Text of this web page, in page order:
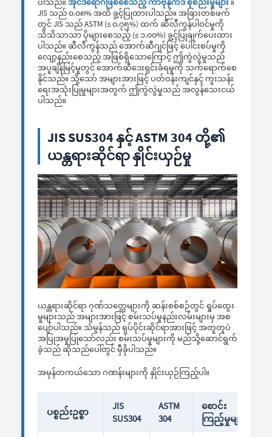
JIS သည် ၀.၀၈% အထိ ခွ့င့်ပြုထားပါသည်။ အခြားတစ်ဖက်
တွင် JIS သည် ASTM (≤ ၀.၇၅%) ထက် ဆီလီကွန်ပါဝင်မှုကို
သိသိသာသာ ပိုများစေသည့် (≤ ၁.၀၀%) ခွ့င့်ပြုချက်ပေးထား
ပါသည်။ ဆီလီကွန်သည် အောက်ဆီဂျင်ဖြင့် ပေါင်းစပ်မှုကို
လျော့နည်းစေသည့် အဖြစ်ရှိသောကြောင့် ဤကွဲလွဲမှုသည်
အပူချိန်မြင့်မှုတွင် အောက်ဆီဒေးရှင်းခံရမှုကို သက်ရောက်စေ
နိုင်သည်။ သို့သော် အများအားဖြင့် ပတ်ဝန်းကျင်နှင့် ကူးသန်း
ရေးအသုံးပြုမှုများအတွက် ဤကွဲလွဲမှုသည် အလွန်သေးငယ်
ပါသည်။
JIS SUS304 နှင့် ASTM 304 တို့၏
ယန္တရားဆိုင်ရာ နှိုင်းယှဉ်မှု
ယန္တရားဆိုင်ရာ ဂုဏ်သတ္တေများကို ဆန်းစစ်စဉ်တွင် ရှုပ်ထွေး
မှုများသည် အများအားဖြင့် စမ်းသပ်မှုနည်းလမ်းများမှ အစ
ပျော်ပါသည်။ သံမွန်သည် ရုပ်ပိုင်းဆိုင်ရာအားဖြင့် အတူတူပဲ
အပြုအမှုပြုသော်လည်း စမ်းသပ်မှုများကို မည်သို့ဆောင်ရွက်
ခဲ့သည် ဆိုသည်ပေါ်တွင် မှီခိုပါသည်။
အမှန်တကယ်သော ဂဏန်းများကို နှိုင်းယှဉ်ကြည့်ပါ။
ပစ္စည်းဥစ္စာ
JIS
SUS304
ASTM
304
စောင်း
ကြည့်မှုများ